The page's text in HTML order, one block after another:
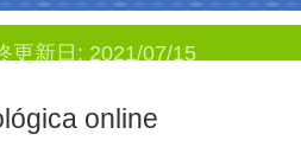
更新日: 2021/07/15
online